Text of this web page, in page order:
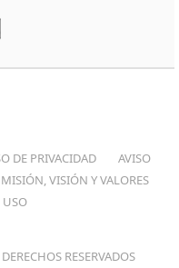
DE PRIVACIDAD
AVISO
MISIÓN, VISIÓN Y VALORES
USO
RESERVADOS